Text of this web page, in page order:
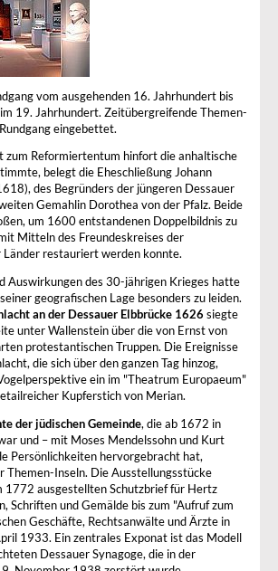
vom ausgehenden 16. Jahrhundert bis
19. Jahrhundert. Zeitübergreifende Themen-
eingebettet.
zum Reformiertentum hinfort die anhaltische
belegt die Eheschließung Johann
des Begründers der jüngeren Dessauer
Gemahlin Dorothea von der Pfalz. Beide
um 1600 entstandenen Doppelbildnis zu
Mitteln des Freundeskreises der
restauriert werden konnte.
Auswirkungen des 30-jährigen Krieges hatte
geografischen Lage besonders zu leiden.
an der Dessauer Elbbrücke 1626 siegte
unter Wallenstein über die von Ernst von
protestantischen Truppen. Die Ereignisse
die sich über den ganzen Tag hinzog,
ein im "Theatrum Europaeum"
Kupferstich von Merian.
der jüdischen Gemeinde, die ab 1672 in
und – mit Moses Mendelssohn und Kurt
Persönlichkeiten hervorgebracht hat,
Themen-Inseln. Die Ausstellungsstücke
1772 ausgestellten Schutzbrief für Hertz
Schriften und Gemälde bis zum "Aufruf zum
Geschäfte, Rechtsanwälte und Ärzte in
1933. Ein zentrales Exponat ist das Modell
Dessauer Synagoge, die in der